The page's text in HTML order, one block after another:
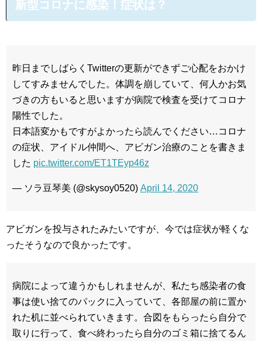
新型コロナに感染！症状は？
昨日までしばらくTwitterの更新ができずご心配をおかけ
してすみませんでした。体調を崩していて、何人かお気
づきの方もいると思いますが病院で検査を受けてコロナ
陽性でした。
日本語変かもですがよかったら読んでください…コロナ
の症状、アイドル仲間へ、アビガン治療のことを書きま
した pic.twitter.com/ET1TEyp46z
— ソラ豆琴美 (@skysoy0520) April 14, 2020
アビガンを投与されたみたいですが、今では症状が軽くな
ったそうなので良かったです。
病院によって違うかもしれませんが、私たち感染者の食
事は使い捨てのパックに入っていて、各部屋の前に置か
れた机に並べられていきます。合図をもらったら自分で
取りに行って、食べ終わったら自分のゴミ箱に捨てるん